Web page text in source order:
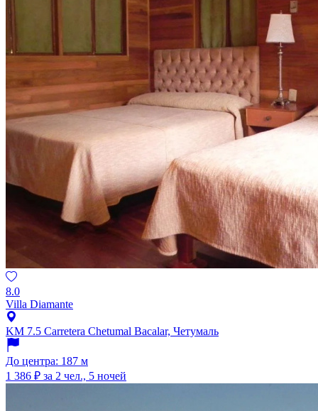
8.0
Villa Diamante
KM 7.5 Carretera Chetumal Bacalar, Четумаль
До центра: 187 м
1 386 ₽ за 2 чел., 5 ночей